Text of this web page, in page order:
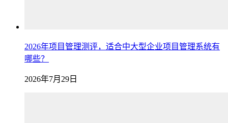
2026年项目管理测评，适合中大型企业项目管理系统有
哪些？
2026年7月29日